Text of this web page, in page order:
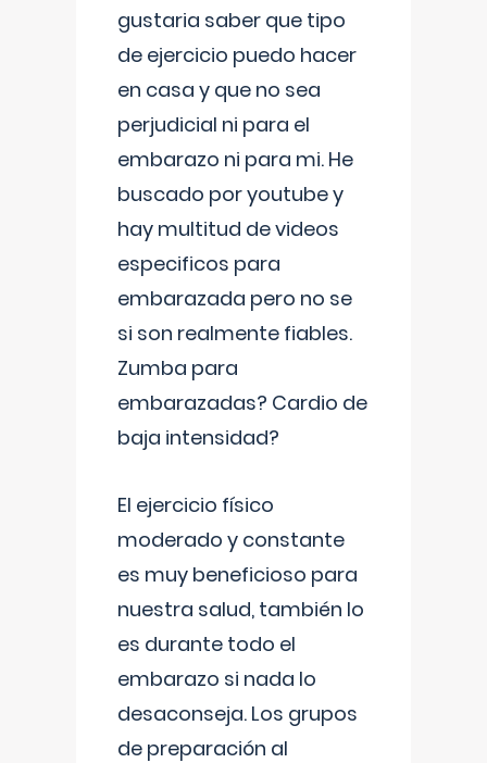
gustaria saber que tipo
de ejercicio puedo hacer
en casa y que no sea
perjudicial ni para el
embarazo ni para mi. He
buscado por youtube y
hay multitud de videos
especificos para
embarazada pero no se
si son realmente fiables.
Zumba para
embarazadas? Cardio de
baja intensidad?
El ejercicio físico
moderado y constante
es muy beneficioso para
nuestra salud, también lo
es durante todo el
embarazo si nada lo
desaconseja. Los grupos
de preparación al